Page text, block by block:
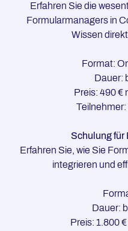
Erfahren Sie die
Formularmanagers in
Wissen
Format:
Dauer:
Preis: 490 €
Schulung
Erfahren Sie, wie Sie
integrieren und
Dauer:
Preis: 1.800